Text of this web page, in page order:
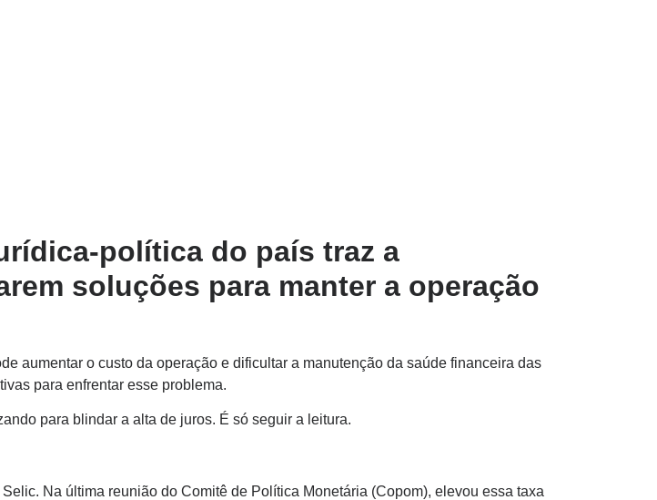
política do país traz a
soluções para manter a operação
aumentar o custo da operação e dificultar a manutenção da saúde financeira das
para enfrentar esse problema.
para blindar a alta de juros. É só seguir a leitura.
Na última reunião do Comitê de Política Monetária (Copom), elevou essa taxa